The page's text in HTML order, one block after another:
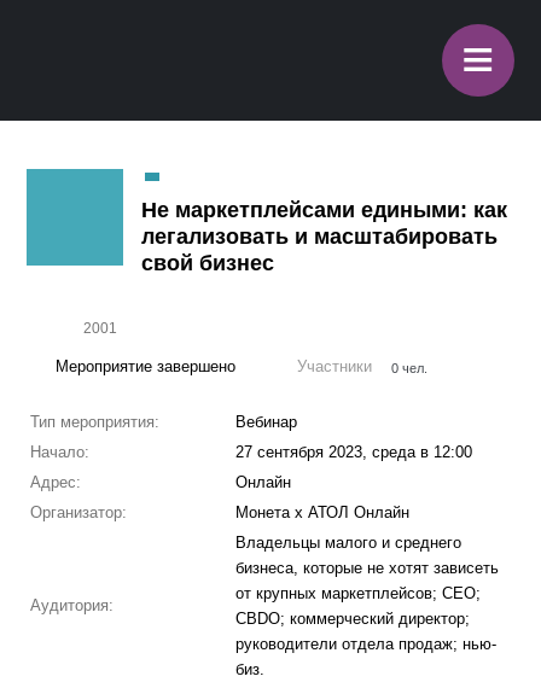
≡
Не маркетплейсами едиными: как
легализовать и масштабировать
свой бизнес
2001
Мероприятие завершено Участники 0 чел.
Тип мероприятия:
Вебинар
Начало:
27 сентября 2023, среда в 12:00
Адрес:
Онлайн
Организатор:
Монета х АТОЛ Онлайн
Аудитория:
Владельцы малого и среднего
бизнеса, которые не хотят зависеть
от крупных маркетплейсов; CEO;
CBDO; коммерческий директор;
руководители отдела продаж; нью-
биз.